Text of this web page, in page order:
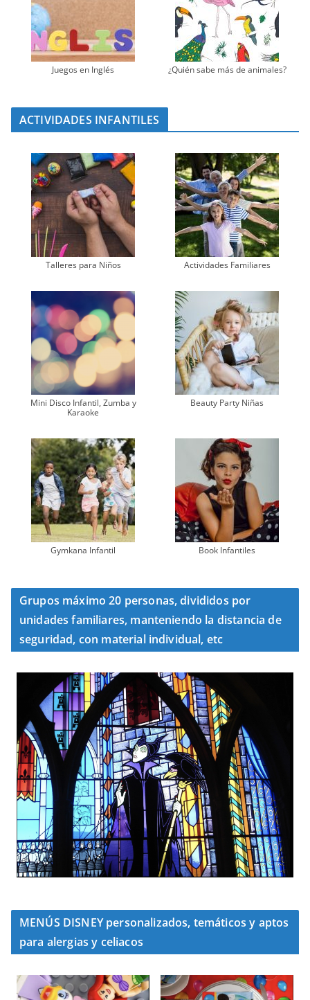
Juegos en Inglés ¿Quién sabe más de animales?
ACTIVIDADES INFANTILES
Talleres para Niños Actividades Familiares
Mini Disco Infantil, Zumba y
Karaoke
Beauty Party Niñas
Gymkana Infantil Book Infantiles
Grupos máximo 20 personas, divididos por
unidades familiares, manteniendo la distancia de
seguridad, con material individual, etc
MENÚS DISNEY personalizados, temáticos y aptos
para alergias y celiacos